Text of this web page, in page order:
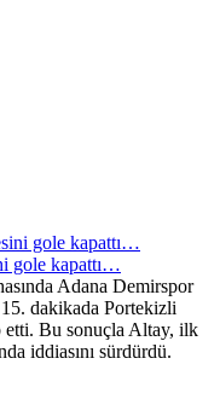
gole kapattı…
Adana Demirspor
dakikada Portekizli
etti. Bu sonuçla Altay, ilk
iddiasını sürdürdü.